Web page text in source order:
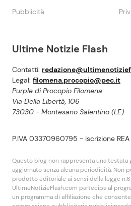
Ultime Notizie Flash
Contatti:
Legal: filomena.procopio@pec.it
Purple di Procopio Filomena
Via Della Libertà, 106
73030 - Montesano Salentino (LE)
P.IVA 03370960795 - iscrizione
Questo blog non rappresenta una testata
aggiornato senza alcuna periodicità. Non
prodotto editoriale ai sensi della legge
UltimeNotizieFlash.com partecipa al
un programma di affiliazione che
Pubblicità